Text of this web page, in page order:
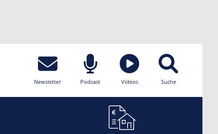
Newsletter Podcast Videos Suche